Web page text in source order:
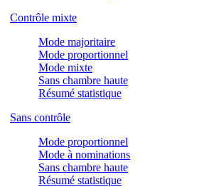
Contrôle mixte
Mode majoritaire
Mode proportionnel
Mode mixte
Sans chambre haute
Résumé statistique
Sans contrôle
Mode proportionnel
Mode à nominations
Sans chambre haute
Résumé statistique